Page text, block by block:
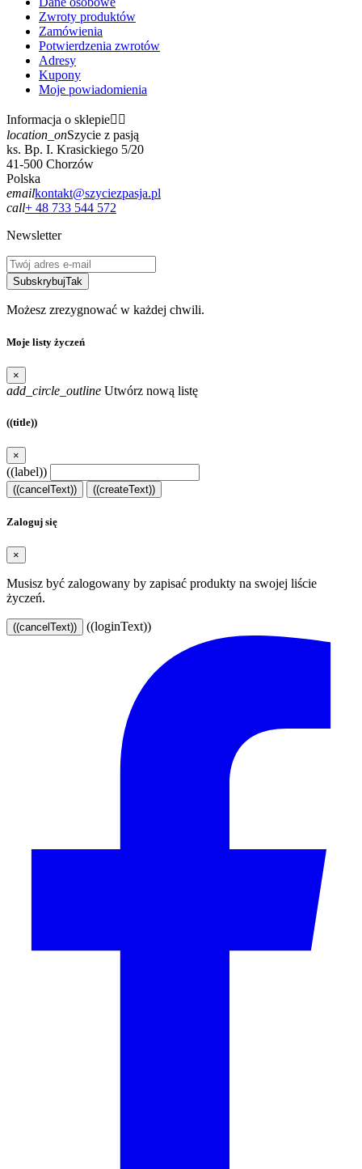
Zwroty produktów
Zamówienia
Potwierdzenia zwrotów
Adresy
Kupony
Moje powiadomienia
Informacja o sklepie 
location_onSzycie z pasją
ks. Bp. I. Krasickiego 5/20
41-500 Chorzów
Polska
emailkontakt@szyciezpasja.pl
call+ 48 733 544 572
Newsletter
SubskrybujTak
Możesz zrezygnować w każdej chwili.
Moje listy życzeń
×
add_circle_outline Utwórz nową listę
((title))
×
((label))
((cancelText)) ((createText))
Zaloguj się
×
Musisz być zalogowany by zapisać produkty na swojej liście
życzeń.
((cancelText)) ((loginText))